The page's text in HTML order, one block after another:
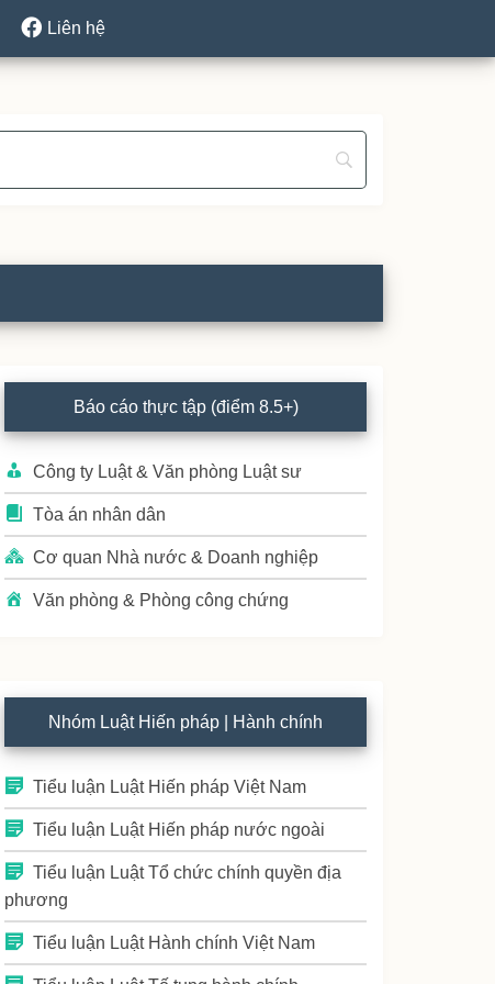
Liên hệ
Primary
Sidebar
Báo cáo thực tập (điểm 8.5+)
Công ty Luật & Văn phòng Luật sư
Tòa án nhân dân
Cơ quan Nhà nước & Doanh nghiệp
Văn phòng & Phòng công chứng
Nhóm Luật Hiến pháp | Hành chính
Tiểu luận Luật Hiến pháp Việt Nam
Tiểu luận Luật Hiến pháp nước ngoài
Tiểu luận Luật Tổ chức chính quyền địa
phương
Tiểu luận Luật Hành chính Việt Nam